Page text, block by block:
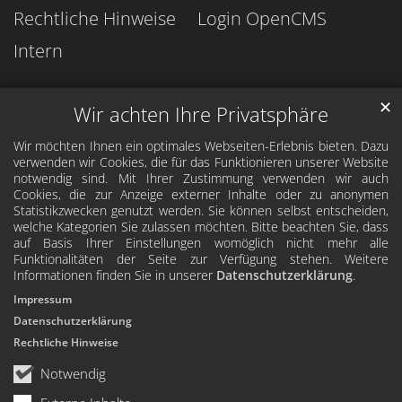
Wir achten Ihre Privatsphäre
Wir möchten Ihnen ein optimales Webseiten-Erlebnis bieten. Dazu
verwenden wir Cookies, die für das Funktionieren unserer Website
notwendig sind. Mit Ihrer Zustimmung verwenden wir auch
Cookies, die zur Anzeige externer Inhalte oder zu anonymen
Statistikzwecken genutzt werden. Sie können selbst entscheiden,
welche Kategorien Sie zulassen möchten. Bitte beachten Sie, dass
auf Basis Ihrer Einstellungen womöglich nicht mehr alle
Funktionalitäten der Seite zur Verfügung stehen. Weitere
Informationen finden Sie in unserer Datenschutzerklärung.
Notwendig
✕
Impressum
Datenschutzerklärung
Rechtliche Hinweise
Rechtliche Hinweise
Login OpenCMS
Intern